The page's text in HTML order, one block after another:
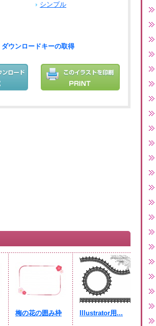
シンプル
ダウンロードキーの取得
梅の花の囲み枠 Illustrator用...